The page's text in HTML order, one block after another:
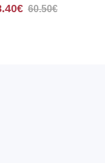
60.50€